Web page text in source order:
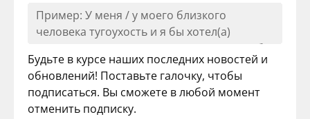
Будьте в курсе наших последних новостей и
обновлений! Поставьте галочку, чтобы
подписаться. Вы сможете в любой момент
отменить подписку.